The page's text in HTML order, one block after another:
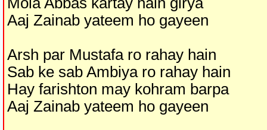
Aaj Zainab yateem ho gayeen
Arsh par Mustafa ro rahay hain
Sab ke sab Ambiya ro rahay hain
Hay farishton may kohram barpa
Aaj Zainab yateem ho gayeen